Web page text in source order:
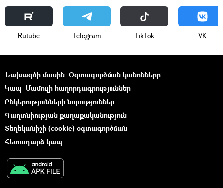
Rutube Telegram ТikТоk VK
Նախագծի մասին Օգտագործման կանոնները
Կապ Մամուլի հաղորդագրություններ
Ընկերությունների նորություններ
Գաղտնիության քաղաքականություն
Տեղեկանիշի (cookie) օգտագործման
Հետադարձ կապ